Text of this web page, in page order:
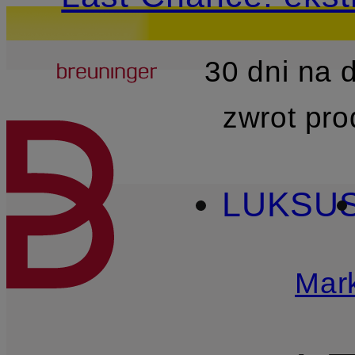
PRZEJDŹ DO GŁÓWNEJ
Breuninger
30 dni na
zwrot